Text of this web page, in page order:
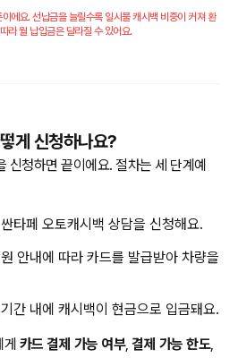
에요. 선납금을 늘릴수록 일시불 캐시백 비중이 커져 환
라 월 납입금은 달라질 수 있어요.
게 신청하나요?
신청하면 끝이에요. 절차는 세 단계예
타페 오토캐시백 상담을 신청해요.
안내에 따라 카드를 발급받아 차량을
간 내에 캐시백이 현금으로 입금돼요.
게 카드 결제 가능 여부, 결제 가능 한도,